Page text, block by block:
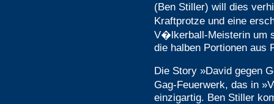
(Ben Stiller) will dies
Kraftprotze und eine
V�lkerball-Meisterin um
die halben Portionen aus
Die Story »David gegen
Gag-Feuerwerk, das in
einzigartig. Ben Stiller